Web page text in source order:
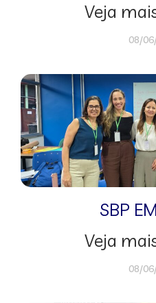
Veja
08/
SBP
Veja
08/